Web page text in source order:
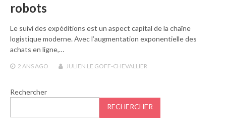
robots
Le suivi des expéditions est un aspect capital de la chaîne
logistique moderne. Avec l’augmentation exponentielle des
achats en ligne,…
2 ANSAGO JULIEN LE GOFF-CHEVALLIER
Rechercher
RECHERCHER